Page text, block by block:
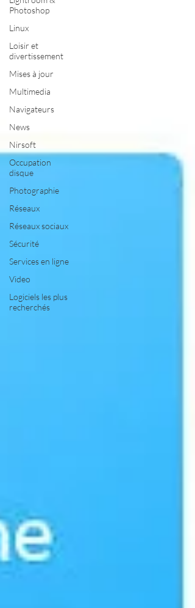
Photoshop
Linux
Loisir et
divertissement
Mises à jour
Multimedia
Navigateurs
News
Nirsoft
Occupation
disque
Photographie
Réseaux
Réseaux sociaux
Sécurité
Services en ligne
Video
Logiciels les plus
recherchés